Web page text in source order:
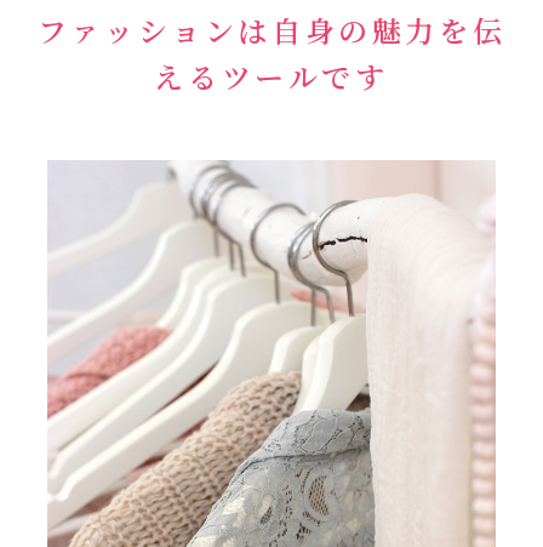
ファッションは自身の魅力を伝
えるツールです